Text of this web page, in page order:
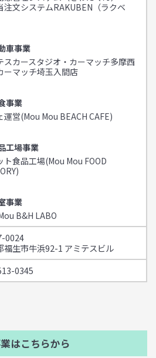
注文システムRAKUBEN（ラクベ
車事業
スカースタジオ・カーマッチ多摩西
ーマッチ埼玉入間店
事業
運営(Mou Mou BEACH CAFE)
工場事業
ト食品工場(Mou Mou FOOD
事業
B&H LABO
0024
福生市牛浜92-1 アミテスビル
0345
はこちらから